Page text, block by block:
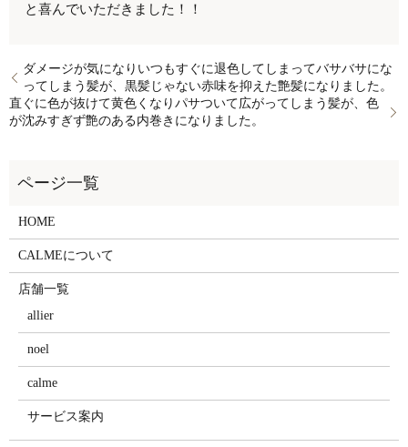
と喜んでいただきました！！
ダメージが気になりいつもすぐに退色してしまってバサバサにな
ってしまう髪が、黒髪じゃない赤味を抑えた艶髪になりました。
直ぐに色が抜けて黄色くなりパサついて広がってしまう髪が、色
が沈みすぎず艶のある内巻きになりました。
HOME
CALMEについて
店舗一覧
allier
noel
calme
サービス案内